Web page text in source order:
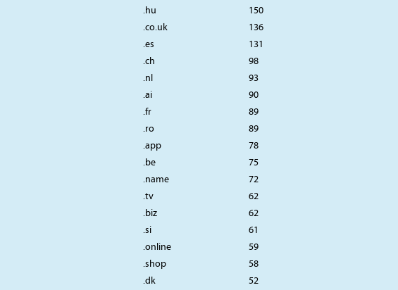
.hu
150
.co.uk
136
.es
131
.ch
98
.nl
93
.ai
90
.fr
89
.ro
89
.app
78
.be
75
.name
72
.tv
62
.biz
62
.si
61
.online
59
.shop
58
.dk
52